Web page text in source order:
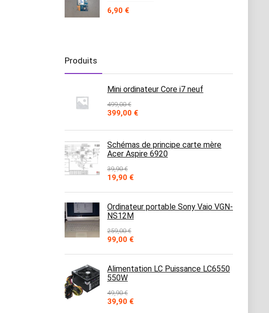
6,90 €
Produits
Mini ordinateur Core i7 neuf
499,00€
Le
initial
était :
499,00 €.
399,00 €Le
actuel
est :
399,00 €.
Schémas de principe carte mère
Acer Aspire 6920
39,90€
Le
initial
était :
39,90 €.
19,90 €Le
actuel
est :
19,90 €.
Ordinateur portable Sony Vaio VGN-
NS12M
259,00€
Le
initial
était :
259,00 €.
99,00 €Le
actuel
est :
99,00 €.
Alimentation LC Puissance LC6550
550W
49,90€
Le
39,90 €Le